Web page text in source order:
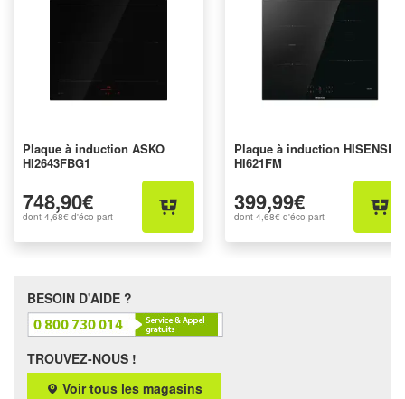
Plaque à induction ASKO
HI2643FBG1
748,90€
dont 4,68€ d'éco-part
Plaque à induction HISENSE
HI621FM
399,99€
dont 4,68€ d'éco-part
BESOIN D'AIDE ?
TROUVEZ-NOUS !
Voir tous les magasins